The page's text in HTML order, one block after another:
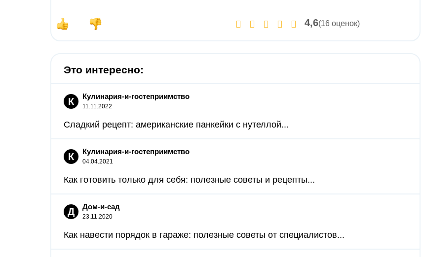
4,6(16 оценок)
Это интересно:
К Кулинария-и-гостеприимство
11.11.2022
Сладкий рецепт: американские панкейки с нутеллой...
К Кулинария-и-гостеприимство
04.04.2021
Как готовить только для себя: полезные советы и рецепты...
Д Дом-и-сад
23.11.2020
Как навести порядок в гараже: полезные советы от специалистов...